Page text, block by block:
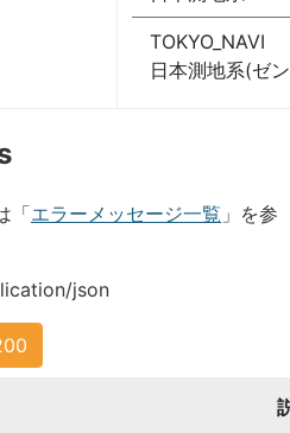
TOKYO_NAVI
日本測地系(ゼ
「エラーメッセージ一覧 」を参
json